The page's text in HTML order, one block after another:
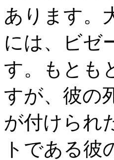
あります。
には、ビゼ
す。もとも
すが、彼の
が付けられ
トである彼